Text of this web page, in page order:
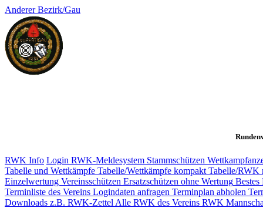
Anderer Bezirk/Gau
RWK Info Login RWK-Meldesystem Stammschützen
Tabelle und Wettkämpfe Tabelle/Wettkämpfe kompakt Tabelle/RWK
Einzelwertung Vereinsschützen Ersatzschützen ohne Wertung Bestes
Terminliste des Vereins Logindaten anfragen Terminplan abholen
Downloads z.B. RWK-Zettel Alle RWK des Vereins RWK